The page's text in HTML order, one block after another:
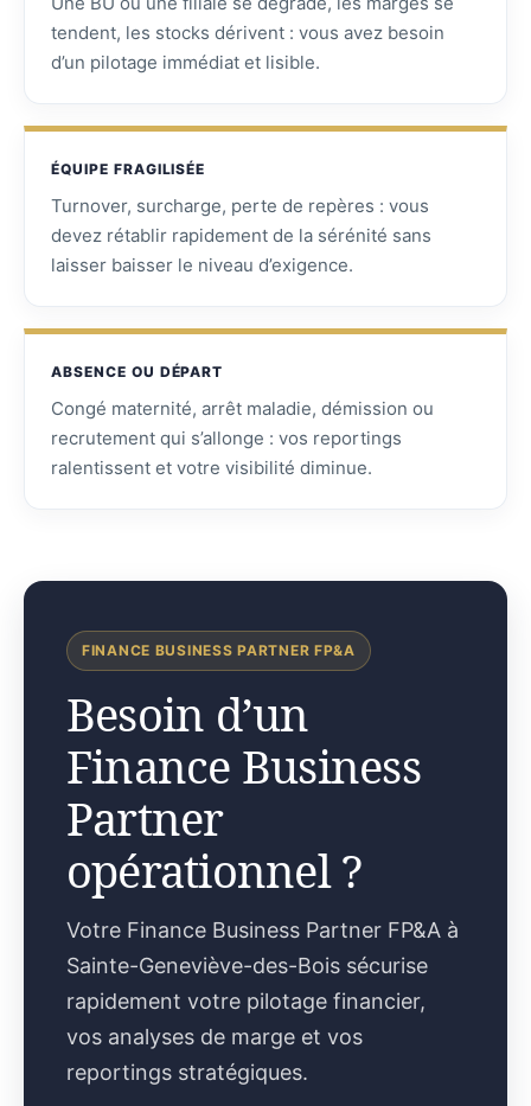
tendent, les stocks dérivent : vous avez besoin
d’un pilotage immédiat et lisible.
ÉQUIPE FRAGILISÉE
Turnover, surcharge, perte de repères : vous
devez rétablir rapidement de la sérénité sans
laisser baisser le niveau d’exigence.
ABSENCE OU DÉPART
Congé maternité, arrêt maladie, démission ou
recrutement qui s’allonge : vos reportings
ralentissent et votre visibilité diminue.
FINANCE BUSINESS PARTNER FP&A
Besoin d’un
Finance Business
Partner
opérationnel ?
Votre Finance Business Partner FP&A à
Sainte-Geneviève-des-Bois sécurise
rapidement votre pilotage financier,
vos analyses de marge et vos
reportings stratégiques.